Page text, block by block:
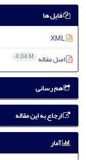
فایل ها
اصل مقاله 4.04 M
هم رسانی
ارجاع به این مقاله
آمار